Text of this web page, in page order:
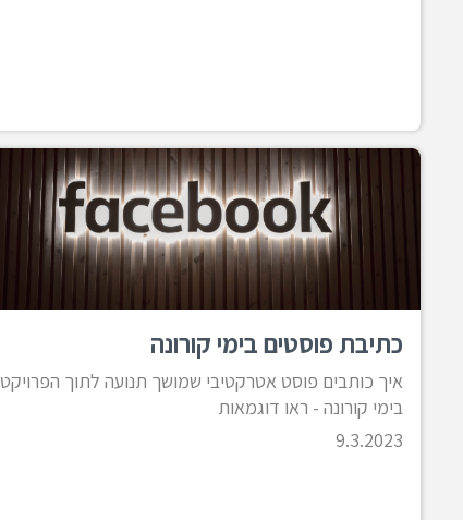
כתיבת פוסטים בימי קורונה
איך כותבים פוסט אטרקטיבי שמושך תנועה לתוך הפרויקט
בימי קורונה - ראו דוגמאות
9.3.2023